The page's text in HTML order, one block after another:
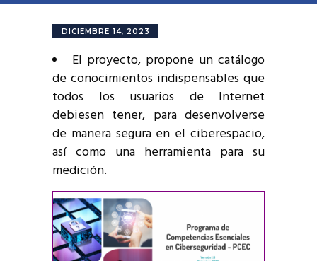
DICIEMBRE 14, 2023
El proyecto, propone un catálogo
de conocimientos indispensables que
todos los usuarios de Internet
debiesen tener, para desenvolverse
de manera segura en el ciberespacio,
así como una herramienta para su
medición.